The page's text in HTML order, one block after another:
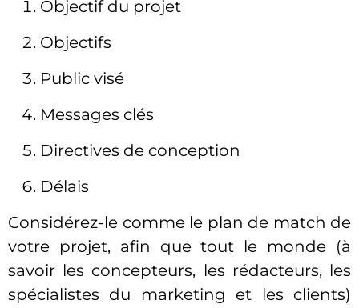
Objectif du projet
Objectifs
Public visé
Messages clés
Directives de conception
Délais
Considérez-le comme le plan de match de
votre projet, afin que tout le monde (à
savoir les concepteurs, les rédacteurs, les
spécialistes du marketing et les clients)